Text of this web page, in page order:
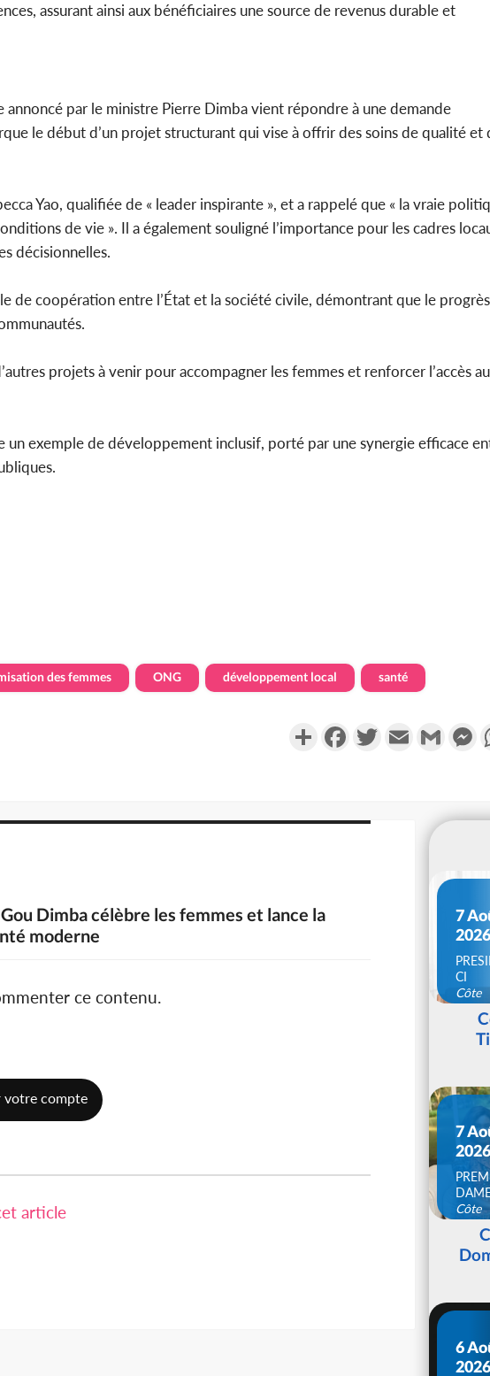
assurant ainsi aux bénéficiaires une source de revenus durable et
annoncé par le ministre Pierre Dimba vient répondre à une demande
le début d’un projet structurant qui vise à offrir des soins de qualité et
Yao, qualifiée de « leader inspirante », et a rappelé que « la vraie
de vie ». Il a également souligné l’importance pour les cadres
décisionnelles.
de coopération entre l’État et la société civile, démontrant que le progrès
projets à venir pour accompagner les femmes et renforcer l’accès
un exemple de développement inclusif, porté par une synergie efficace
des femmes ONG développement local santé
PartagerFacebookTwitterEmail Gmail
Dimba célèbre les femmes et lance la
moderne
ce contenu.
votre compte
article
7
2026
CI
Côte
7
2026
Côte
6
2026